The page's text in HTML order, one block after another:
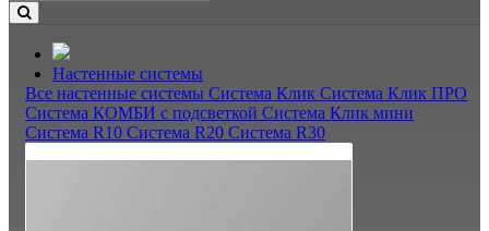
Настенные системы
Все настенные системы Система Клик Система Клик ПРО
Система КОМБИ с подсветкой Система Клик мини
Система R10 Система R20 Система R30